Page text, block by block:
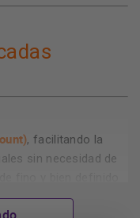
, facilitando la
sin necesidad de
evitando